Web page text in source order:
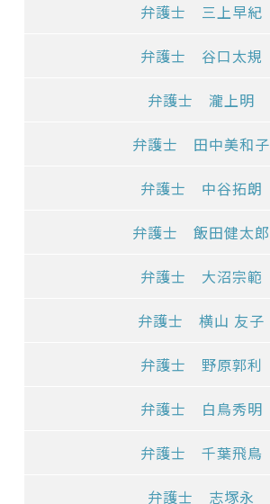
弁護士 三上早紀
弁護士 谷口太規
弁護士 瀧上明
弁護士 田中美和子
弁護士 中谷拓朗
弁護士 飯田健太郎
弁護士 大沼宗範
弁護士 横山 友子
弁護士 野原郭利
弁護士 白鳥秀明
弁護士 千葉飛鳥
弁護士 志塚永